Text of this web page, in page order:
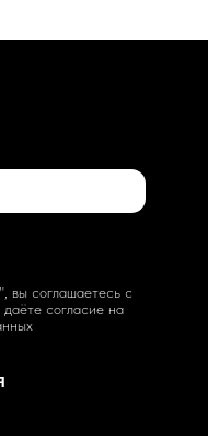
вы соглашаетесь с
даёте согласие на